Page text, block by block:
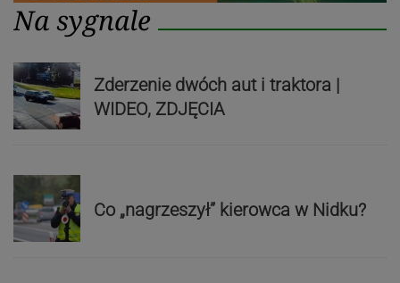
Na sygnale
Zderzenie dwóch aut i traktora |
WIDEO, ZDJĘCIA
Co „nagrzeszył” kierowca w Nidku?